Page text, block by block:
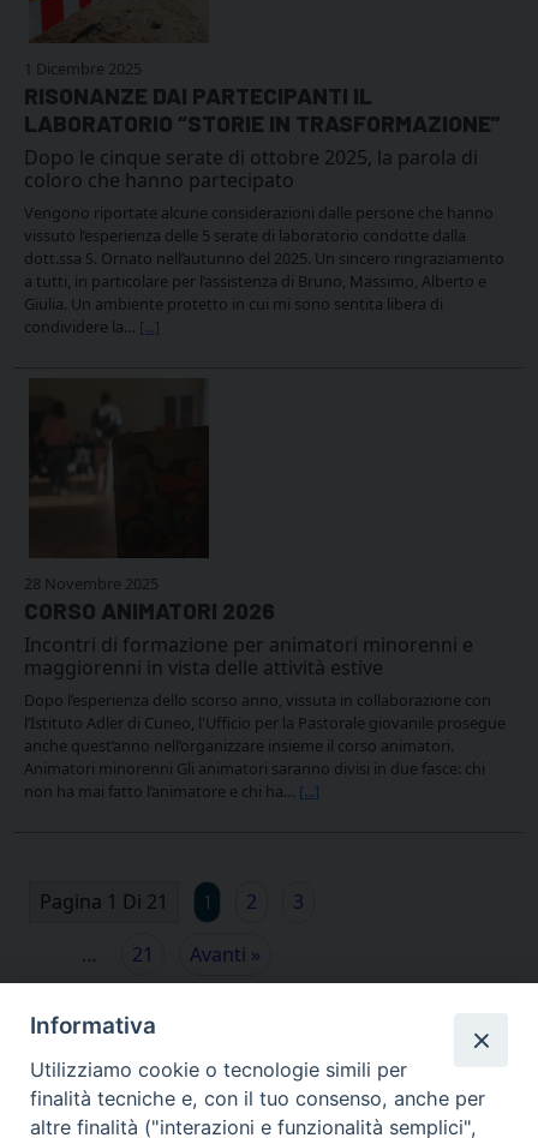
1 Dicembre 2025
RISONANZE DAI PARTECIPANTI IL
LABORATORIO “STORIE IN TRASFORMAZIONE”
Dopo le cinque serate di ottobre 2025, la parola di
coloro che hanno partecipato
Vengono riportate alcune considerazioni dalle persone che hanno
vissuto l’esperienza delle 5 serate di laboratorio condotte dalla
dott.ssa S. Ornato nell’autunno del 2025. Un sincero ringraziamento
a tutti, in particolare per l’assistenza di Bruno, Massimo, Alberto e
Giulia. Un ambiente protetto in cui mi sono sentita libera di
condividere la… [...]
28 Novembre 2025
CORSO ANIMATORI 2026
Incontri di formazione per animatori minorenni e
maggiorenni in vista delle attività estive
Dopo l’esperienza dello scorso anno, vissuta in collaborazione con
l’Istituto Adler di Cuneo, l'Ufficio per la Pastorale giovanile prosegue
anche quest’anno nell’organizzare insieme il corso animatori.
Animatori minorenni Gli animatori saranno divisi in due fasce: chi
non ha mai fatto l’animatore e chi ha… [...]
Pagina 1 Di 21 1 2
3
…
21 Avanti »
Informativa
Utilizziamo cookie o tecnologie simili per
finalità tecniche e, con il tuo consenso, anche per
altre finalità ("interazioni e funzionalità semplici",